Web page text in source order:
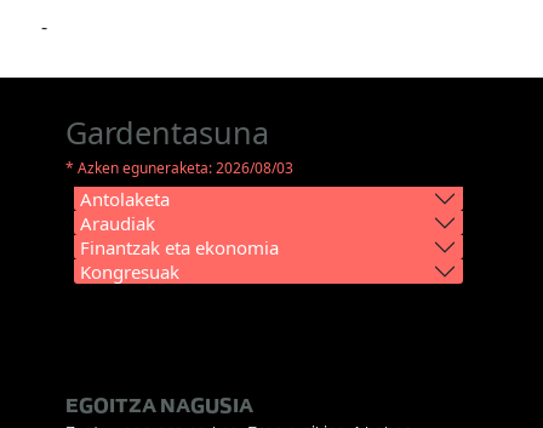
-
Gardentasuna
* Azken eguneraketa: 2026/08/03
Antolaketa
Araudiak
Finantzak eta ekonomia
Kongresuak
EGOITZA NAGUSIA